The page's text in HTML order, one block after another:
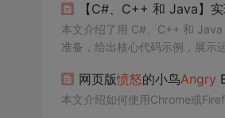
【C#、C++ 和 Java】
本文介绍了用 C#、C++ 和 Java
准备，给出核心代码示例，展示
网页版愤怒的小鸟Angry
本文介绍如何使用Chrome或